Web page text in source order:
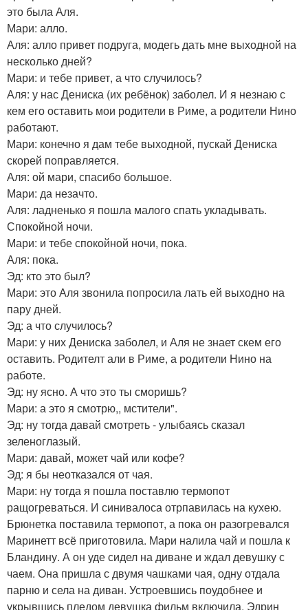
это была Аля.
Мари: алло.
Аля: алло привет подруга, модегь дать мне выходной на
несколько дней?
Мари: и тебе привет, а что случилось?
Аля: у нас Дениска (их ребёнок) заболел. И я незнаю с
кем его оставить мои родители в Риме, а родители Нино
работают.
Мари: конечно я дам тебе выходной, пускай Дениска
скорей поправляется.
Аля: ой мари, спасибо большое.
Мари: да незачто.
Аля: ладненько я пошла малого спать укладывать.
Спокойной ночи.
Мари: и тебе спокойной ночи, пока.
Аля: пока.
Эд: кто это был?
Мари: это Аля звонила попросила лать ей выходно на
пару дней.
Эд: а что случилось?
Мари: у них Дениска заболел, и Аля не знает скем его
оставить. Родителт али в Риме, а родители Нино на
работе.
Эд: ну ясно. А что это ты сморишь?
Мари: а это я смотрю,, мстители".
Эд: ну тогда давай смотреть - улыбаясь сказал
зеленоглазый.
Мари: давай, может чай или кофе?
Эд: я бы неотказался от чая.
Мари: ну тогда я пошла поставлю термопот
ращогреваться. И синивалоса отрпавилась на кухею.
Брюнетка поставила термопот, а пока он разогревался
Маринетт всё приготовила. Мари налила чай и пошла к
Бландину. А он уде сидел на диване и ждал девушку с
чаем. Она пришла с двумя чашками чая, одну отдала
парню и села на диван. Устроевшись поудобнее и
укрывшись пледом девушка фильм включила. Эдрин